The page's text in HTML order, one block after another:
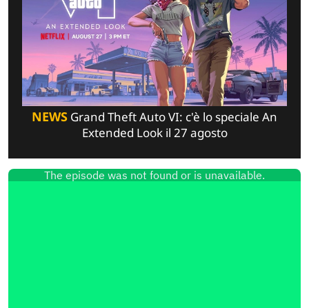
NEWS Grand Theft Auto VI: c'è lo speciale An
Extended Look il 27 agosto